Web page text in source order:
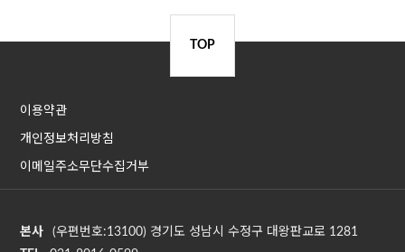
TOP
이용약관
개인정보처리방침
이메일주소무단수집거부
본사
(우편번호:13100) 경기도 성남시 수정구 대왕판교로 1281